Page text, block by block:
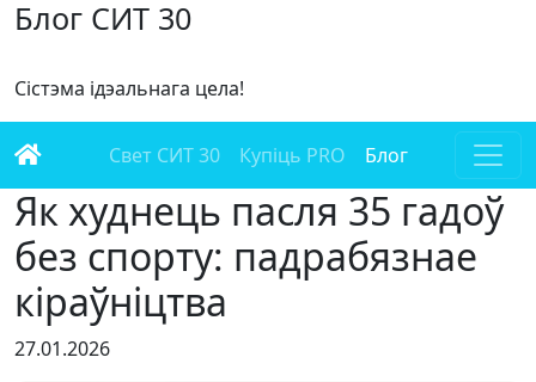
Блог СИТ 30
Сістэма ідэальнага цела!
Свет СИТ 30 Купіць PRO Блог
Як худнець пасля 35 гадоў
без спорту: падрабязнае
кіраўніцтва
27.01.2026